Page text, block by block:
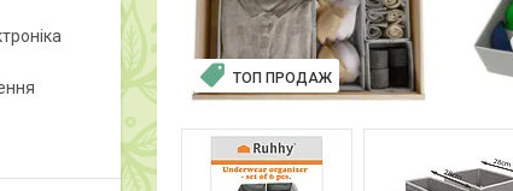
ТОП ПРОДАЖ